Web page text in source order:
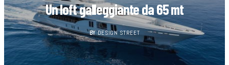
Un loft galleggiante da 65 mt
BY DESIGN STREET